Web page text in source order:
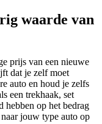
waarde van
prijs van een nieuwe
dat je zelf moet
auto en houd je zelfs
een trekhaak, set
hebben op het bedrag
jouw type auto op